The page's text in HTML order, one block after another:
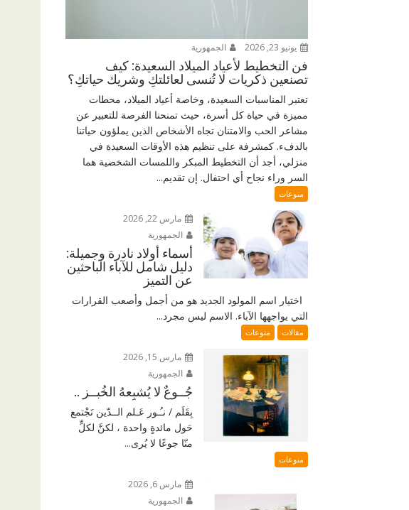
يونيو 23, 2026 الجمهورية
فن التخطيط لأعياد الميلاد السعيدة: كيف
تصنعين ذكريات لا تُنسى لعائلتكِ وشريك حياتكِ؟
تعتبر المناسبات السعيدة، وخاصة أعياد الميلاد، محطات
مميزة في حياة كل أسرة، حيث تمنحنا الفرصة للتعبير عن
مشاعر الحب والامتنان تجاه الأشخاص الذين يملؤون حياتنا
بالدفء. كمشرفة على تنظيم هذه الأوقات السعيدة في
منزلي، أجد أن التخطيط المبكر واللمسات الشخصية هما
السر وراء نجاح أي احتفال. إن تقديم...
منوعات
مارس 22, 2026
الجمهورية
أسماء أولاد نادرة وجميلة:
دليل شامل للآباء الباحثين
عن التميز
اختيار اسم المولود الجديد هو من أجمل وأصعب القرارات
التي يواجهها الآباء. الاسم ليس مجرد...
مقالات منوعات
مارس 15, 2026
الجمهورية
جُــوعٌ لا يُشبِعهُ الخُبــز ..
بِقَلَم / نـُـور عَـلم الــدّين نَجْتمع
حَول مائدةٍ واحدة ، لكنَّ لكلٍّ
منّا جوعًا لا يُرى...
منوعات
مارس 6, 2026
الجمهورية